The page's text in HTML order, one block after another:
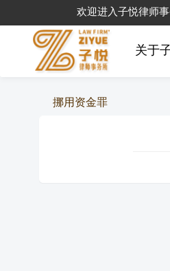
欢迎进入子悦律师
关于
挪用资金罪